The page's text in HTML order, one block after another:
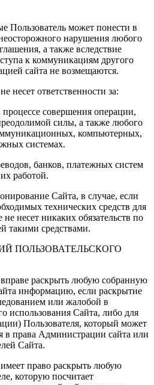
Пользователь может понести в
нарушения любого
а также вследствие
к коммуникациям другого
сайта не возмещаются.
несет ответственности за:
совершения операции,
силы, а также любого
компьютерных,
системах.
банков, платежных систем
работой.
Сайта, в случае, если
технических средств для
несет никаких обязательств по
такими средствами.
ПОЛЬЗОВАТЕЛЬСКОГО
раскрыть любую собранную
информацию, если раскрытие
или жалобой в
использования Сайта, либо для
Пользователя, который может
в права Администрации сайта или
Сайта.
право раскрыть любую
которую посчитает